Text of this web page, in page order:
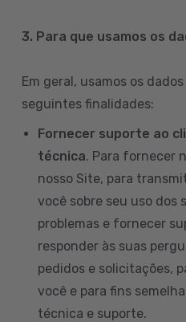
3. Para que usamos os
Em geral, usamos os
seguintes finalidades:
Fornecer suporte ao
técnica. Para fornecer
nosso Site, para
você sobre seu uso dos
problemas e fornecer
responder às suas
pedidos e solicitações,
você e para fins
técnica e suporte.